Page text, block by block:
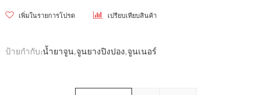
เพิ่มในรายการโปรด เปรียบเทียบสินค้า
ป้ายกำกับ:น้ำยาจูน,จูนยางปิงปอง,จูนเนอร์